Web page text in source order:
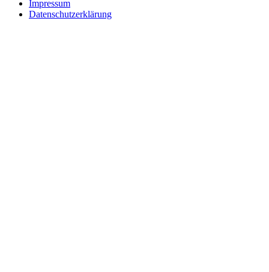
Impressum
Datenschutzerklärung